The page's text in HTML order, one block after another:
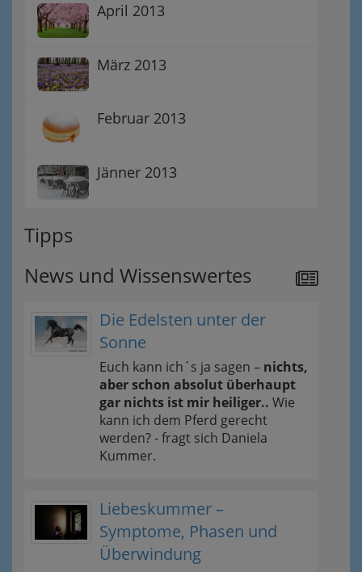
April 2013
März 2013
Februar 2013
Jänner 2013
Tipps
News und Wissenswertes
Die Edelsten unter der
Sonne
Euch kann ich´s ja sagen – nichts,
aber schon absolut überhaupt
gar nichts ist mir heiliger.. Wie
kann ich dem Pferd gerecht
werden? - fragt sich Daniela
Kummer.
Liebeskummer –
Symptome, Phasen und
Überwindung